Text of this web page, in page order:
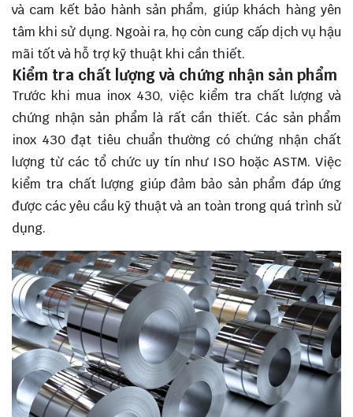
và cam kết bảo hành sản phẩm, giúp khách hàng yên
tâm khi sử dụng. Ngoài ra, họ còn cung cấp dịch vụ hậu
mãi tốt và hỗ trợ kỹ thuật khi cần thiết.
Kiểm tra chất lượng và chứng nhận sản phẩm
Trước khi mua inox 430, việc kiểm tra chất lượng và
chứng nhận sản phẩm là rất cần thiết. Các sản phẩm
inox 430 đạt tiêu chuẩn thường có chứng nhận chất
lượng từ các tổ chức uy tín như ISO hoặc ASTM. Việc
kiểm tra chất lượng giúp đảm bảo sản phẩm đáp ứng
được các yêu cầu kỹ thuật và an toàn trong quá trình sử
dụng.